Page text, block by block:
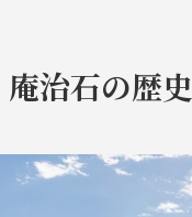
庵治石の歴史